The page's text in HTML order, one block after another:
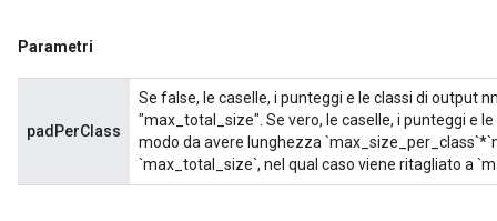
Parametri
padPerClass
Se false, le caselle, i punteggi e le classi di output
"max_total_size". Se vero, le caselle, i punteggi e
modo da avere lunghezza
`max_total_size`, nel qual caso viene ritagliato a